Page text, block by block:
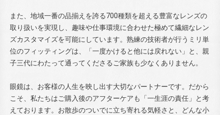
また、地域一番の品揃えを誇る700種類を超える豊富なレンズの
取り扱いを実現し、趣味や仕事環境に合わせた極めて繊細なレン
ズカスタマイズを可能にしています。熟練の技術者が行うミリ単
位のフィッティングは、「一度かけると他には戻れない」と、親
子三代にわたって通ってくださるご家族も少なくありません。
眼鏡は、お客様の人生を映し出す大切なパートナーです。だから
こそ、私たちはご購入後のアフターケアも「一生涯の責任」と考
えております。お散歩のついでに立ち寄れる気軽さと、どんな小